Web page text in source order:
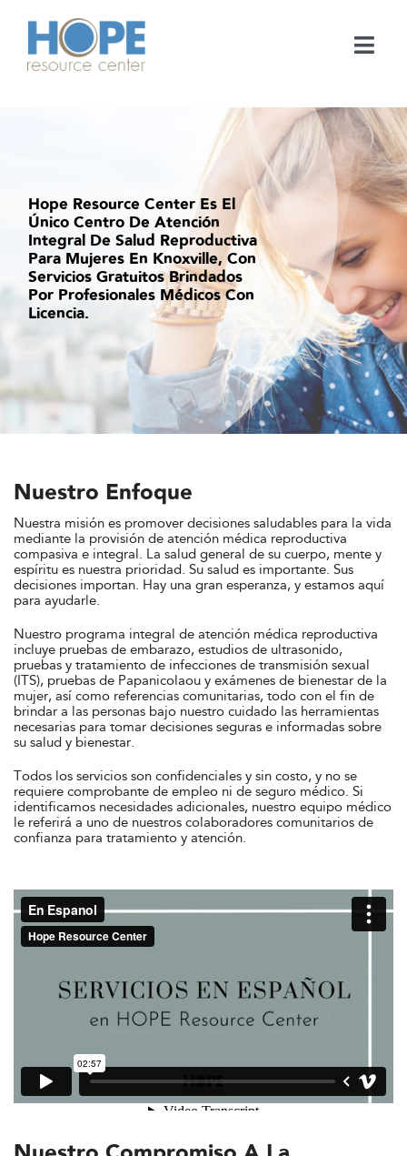
content
Support Services
En Español
Contact
Call
Hope Resource Center Es El
Único Centro De Atención
Integral De Salud Reproductiva
Para Mujeres En Knoxville, Con
Servicios Gratuitos Brindados
Por Profesionales Médicos Con
Licencia.
Nuestro Enfoque
Nuestra misión es promover decisiones saludables para la vida
mediante la provisión de atención médica reproductiva
compasiva e integral. La salud general de su cuerpo, mente y
espíritu es nuestra prioridad. Su salud es importante. Sus
decisiones importan. Hay una gran esperanza, y estamos aquí
para ayudarle.
Nuestro programa integral de atención médica reproductiva
incluye pruebas de embarazo, estudios de ultrasonido,
pruebas y tratamiento de infecciones de transmisión sexual
(ITS), pruebas de Papanicolaou y exámenes de bienestar de la
mujer, así como referencias comunitarias, todo con el fin de
brindar a las personas bajo nuestro cuidado las herramientas
necesarias para tomar decisiones seguras e informadas sobre
su salud y bienestar.
Todos los servicios son confidenciales y sin costo, y no se
requiere comprobante de empleo ni de seguro médico. Si
identificamos necesidades adicionales, nuestro equipo médico
le referirá a uno de nuestros colaboradores comunitarios de
confianza para tratamiento y atención.